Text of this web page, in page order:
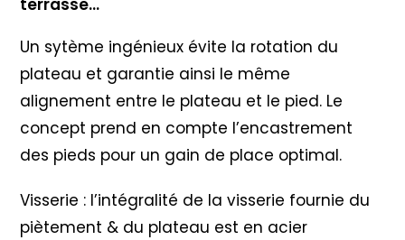
terrasse…
Un sytème ingénieux évite la rotation du
plateau et garantie ainsi le même
alignement entre le plateau et le pied. Le
concept prend en compte l’encastrement
des pieds pour un gain de place optimal.
Visserie : l’intégralité de la visserie fournie du
piètement & du plateau est en acier